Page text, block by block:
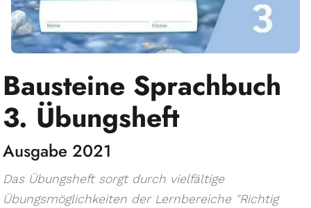
Bausteine Sprachbuch
3. Übungsheft
Ausgabe 2021
Das Übungsheft sorgt durch vielfältige
Übungsmöglichkeiten der Lernbereiche "Richtig